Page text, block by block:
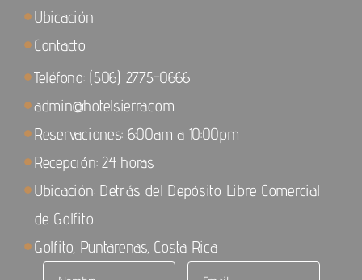
Ubicación
Contacto
Teléfono: (506) 2775-0666
admin@hotelsierra.com
Reservaciones: 6:00am a 10:00pm
Recepción: 24 horas
Ubicación: Detrás del Depósito Libre Comercial
de Golfito
Golfito, Puntarenas, Costa Rica